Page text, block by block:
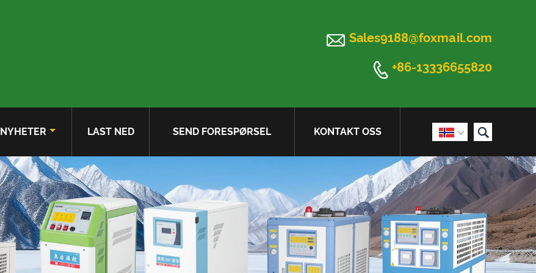
 Sales9188@foxmail.com
 +86-13336655820
 
NYHETER LAST NED SEND FORESPØRSEL KONTAKT OSS